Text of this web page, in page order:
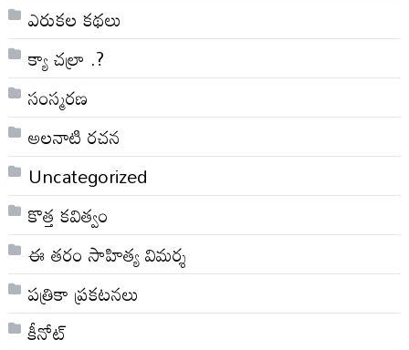
ఎరుకల కథలు
క్యా చల్రా .?
సంస్మరణ
అలనాటి రచన
Uncategorized
కొత్త కవిత్వం
ఈ తరం సాహిత్య విమర్శ
పత్రికా ప్రకటనలు
కీనోట్